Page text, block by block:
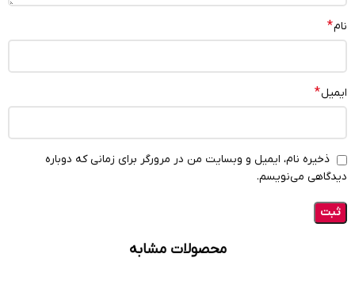
نام*
ایمیل*
ذخیره نام، ایمیل و وبسایت من در مرورگر برای زمانی که دوباره
دیدگاهی می‌نویسم.
محصولات مشابه